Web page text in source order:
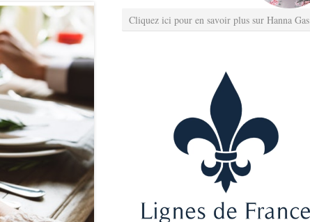
Cliquez ici pour en savoir plus sur Hanna Gas